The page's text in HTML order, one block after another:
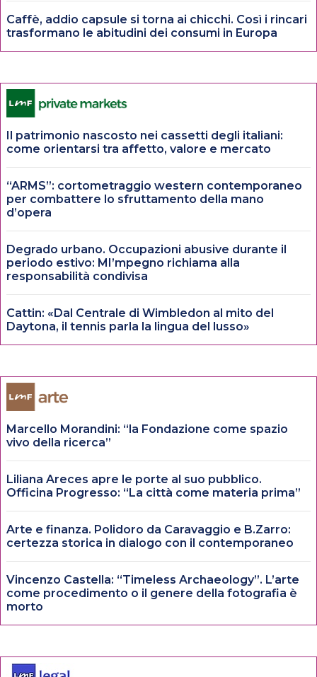
Caffè, addio capsule si torna ai chicchi. Così i rincari
trasformano le abitudini dei consumi in Europa
Il patrimonio nascosto nei cassetti degli italiani:
come orientarsi tra affetto, valore e mercato
“ARMS”: cortometraggio western contemporaneo
per combattere lo sfruttamento della mano
d’opera
Degrado urbano. Occupazioni abusive durante il
periodo estivo: MI’mpegno richiama alla
responsabilità condivisa
Cattin: «Dal Centrale di Wimbledon al mito del
Daytona, il tennis parla la lingua del lusso»
Marcello Morandini: “la Fondazione come spazio
vivo della ricerca”
Liliana Areces apre le porte al suo pubblico.
Officina Progresso: “La città come materia prima”
Arte e finanza. Polidoro da Caravaggio e B.Zarro:
certezza storica in dialogo con il contemporaneo
Vincenzo Castella: “Timeless Archaeology”. L’arte
come procedimento o il genere della fotografia è
morto